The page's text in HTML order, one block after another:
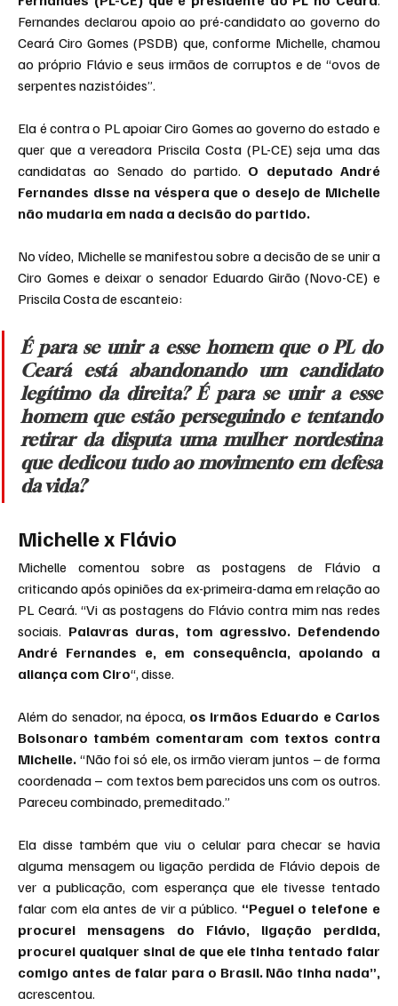
Fernandes declarou apoio ao pré-candidato ao governo do
Ceará Ciro Gomes (PSDB) que, conforme Michelle, chamou
ao próprio Flávio e seus irmãos de corruptos e de “ovos de
serpentes nazistóides”.
Ela é contra o PL apoiar Ciro Gomes ao governo do estado e
quer que a vereadora Priscila Costa (PL-CE) seja uma das
candidatas ao Senado do partido. O deputado André
Fernandes disse na véspera que o desejo de Michelle
não mudaria em nada a decisão do partido.
No vídeo, Michelle se manifestou sobre a decisão de se unir a
Ciro Gomes e deixar o senador Eduardo Girão (Novo-CE) e
Priscila Costa de escanteio:
É para se unir a esse homem que o PL do
Ceará está abandonando um candidato
legítimo da direita? É para se unir a esse
homem que estão perseguindo e tentando
retirar da disputa uma mulher nordestina
que dedicou tudo ao movimento em defesa
da vida?
Michelle x Flávio
Michelle comentou sobre as postagens de Flávio a
criticando após opiniões da ex-primeira-dama em relação ao
PL Ceará. “Vi as postagens do Flávio contra mim nas redes
sociais. Palavras duras, tom agressivo. Defendendo
André Fernandes e, em consequência, apoiando a
aliança com Ciro“, disse.
Além do senador, na época, os irmãos Eduardo e Carlos
Bolsonaro também comentaram com textos contra
Michelle. “Não foi só ele, os irmão vieram juntos – de forma
coordenada – com textos bem parecidos uns com os outros.
Pareceu combinado, premeditado.”
Ela disse também que viu o celular para checar se havia
alguma mensagem ou ligação perdida de Flávio depois de
ver a publicação, com esperança que ele tivesse tentado
falar com ela antes de vir a público. “Peguei o telefone e
procurei mensagens do Flávio, ligação perdida,
procurei qualquer sinal de que ele tinha tentado falar
comigo antes de falar para o Brasil. Não tinha nada”,
acrescentou.